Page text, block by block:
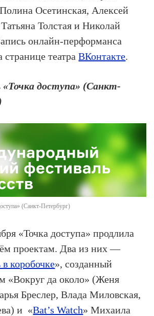
Осетинская, Алексей
Толстая и Николай
онлайн-перформанса
странице театраВКонтакте.
доступа» (Санкт-
(Санкт-Петербург)
«Точка доступа» продлила
проектам. Два из них —
коробочке», созданный
«Вокруг да около» (Женя
Бреслер, Влада Миловская,
и «Bat’s Watсh» Михаила